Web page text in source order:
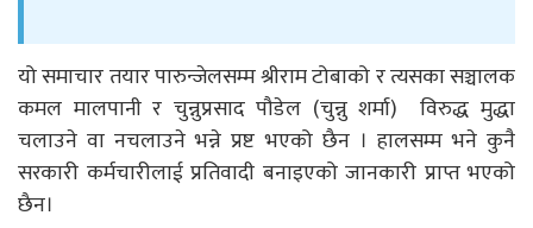
यो समाचार तयार पारुन्जेलसम्म श्रीराम टोबाको र त्यसका सञ्चालक
कमल मालपानी र चुन्नुप्रसाद पौडेल (चुन्नु शर्मा) विरुद्ध मुद्धा
चलाउने वा नचलाउने भन्ने प्रष्ट भएको छैन । हालसम्म भने कुनै
सरकारी कर्मचारीलाई प्रतिवादी बनाइएको जानकारी प्राप्त भएको
छैन।